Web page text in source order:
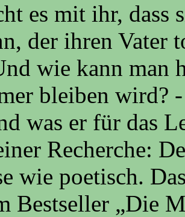
es mit ihr,
der ihren Vater
wie kann man
bleiben wird?
was er für das
Recherche:
wie poetisch.
Bestseller „Die